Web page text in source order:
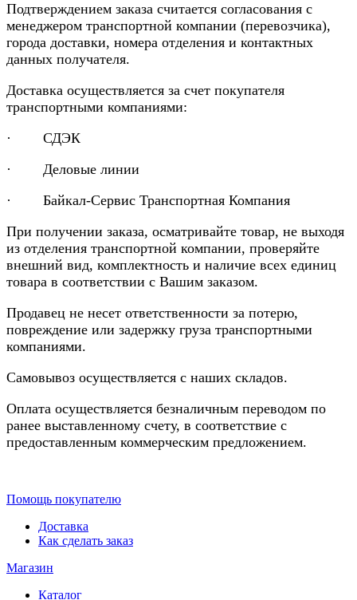
Подтверждением заказа считается согласования с
менеджером транспортной компании (перевозчика),
города доставки, номера отделения и контактных
данных получателя.
Доставка осуществляется за счет покупателя
транспортными компаниями:
· СДЭК
· Деловые линии
· Байкал-Сервис Транспортная Компания
При получении заказа, осматривайте товар, не выходя
из отделения транспортной компании, проверяйте
внешний вид, комплектность и наличие всех единиц
товара в соответствии с Вашим заказом.
Продавец не несет ответственности за потерю,
повреждение или задержку груза транспортными
компаниями.
Самовывоз осуществляется с наших складов.
Оплата осуществляется безналичным переводом по
ранее выставленному счету, в соответствие с
предоставленным коммерческим предложением.
Помощь покупателю
Доставка
Как сделать заказ
Магазин
Каталог